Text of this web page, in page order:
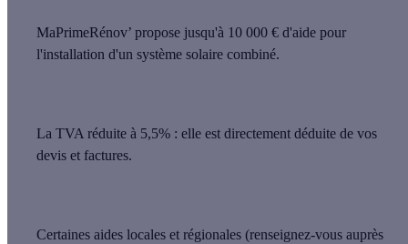
MaPrimeRénov’ propose jusqu'à 10 000 € d'aide pour
l'installation d'un système solaire combiné.
La TVA réduite à 5,5% : elle est directement déduite de vos
devis et factures.
Certaines aides locales et régionales (renseignez-vous auprès